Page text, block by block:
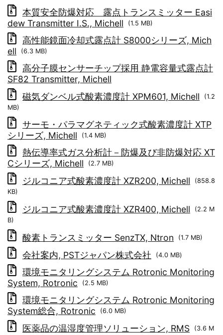
本質安全防爆対応 露点トランスミッター Easi
dew Transmitter I.S., Michell
(1.5 MB)
高性能鏡面冷却式露点計 S8000シリーズ, Mich
ell
(6.3 MB)
高分子膜センサーチップ採用 静電容量式露点計
SF82 Transmitter, Michell
磁気ダンベル式酸素濃度計 XPM601, Michell
(1.2
MB)
サーモ・パラマグネティック式酸素濃度計 XTP
シリーズ, Michell
(1.4 MB)
熱伝導率式ガス分析計－防爆及び非防爆対応 XT
Cシリーズ, Michell
(2.7 MB)
ジルコニア式酸素濃度計 XZR200, Michell
(858.8
KB)
ジルコニア式酸素濃度計 XZR400, Michell
(2.2 M
B)
酸素トランスミッター SenzTX, Ntron (1.7 MB)
会社案内, PSTジャパン株式会社 (4.0 MB)
環境モニタリングシステム Rotronic Monitoring
System, Rotronic
(2.5 MB)
環境モニタリングシステム Rotronic Monitoring
System総合, Rotronic
(6.0 MB)
医薬品の温湿度管理ソリューション, RMS
(3.6 M